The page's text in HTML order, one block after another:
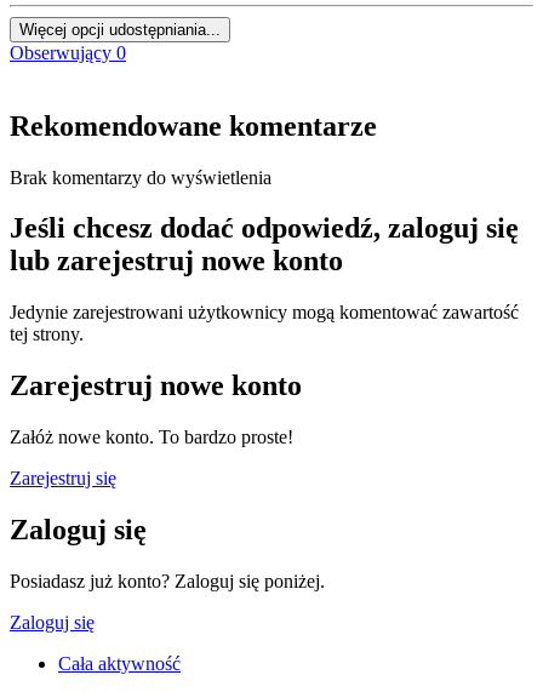
Więcej opcji udostępniania...
Obserwujący 0
Rekomendowane komentarze
Brak komentarzy do wyświetlenia
Jeśli chcesz dodać odpowiedź, zaloguj się
lub zarejestruj nowe konto
Jedynie zarejestrowani użytkownicy mogą komentować zawartość
tej strony.
Zarejestruj nowe konto
Załóż nowe konto. To bardzo proste!
Zarejestruj się
Zaloguj się
Posiadasz już konto? Zaloguj się poniżej.
Zaloguj się
Cała aktywność